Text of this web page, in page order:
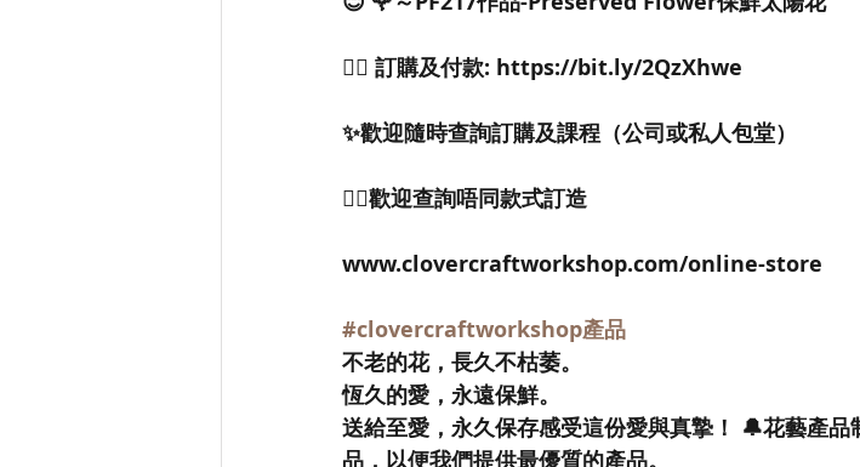
👉🏻 訂購及付款: https://bit.ly/2QzXhwe
✨歡迎隨時查詢訂購及課程（公司或私人包堂）
👉🏻歡迎查詢唔同款式訂造
www.clovercraftworkshop.com/online-store
#clovercraftworkshop產品
不老的花，長久不枯萎。
恆久的愛，永遠保鮮。
送給至愛，永久保存感受這份愛與真摯！ 🔔花藝產
品，以便我們提供最優質的產品。